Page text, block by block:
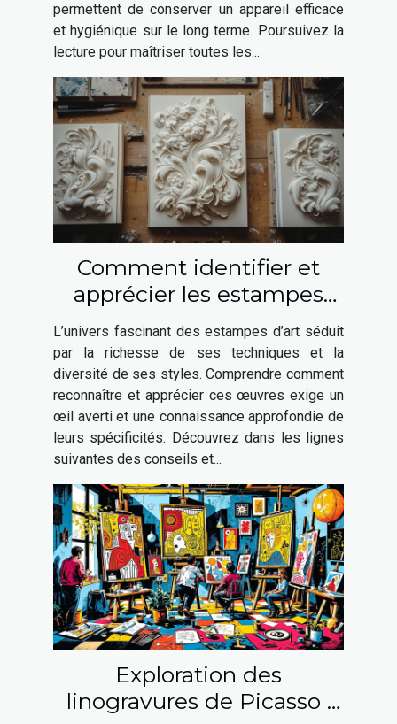
permettent de conserver un appareil efficace
et hygiénique sur le long terme. Poursuivez la
lecture pour maîtriser toutes les...
Comment identifier et
apprécier les estampes
d'art ?
L’univers fascinant des estampes d’art séduit
par la richesse de ses techniques et la
diversité de ses styles. Comprendre comment
reconnaître et apprécier ces œuvres exige un
œil averti et une connaissance approfondie de
leurs spécificités. Découvrez dans les lignes
suivantes des conseils et...
Exploration des
linogravures de Picasso :